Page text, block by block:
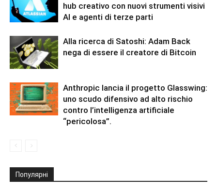
hub creativo con nuovi strumenti visivi
AI e agenti di terze parti
Alla ricerca di Satoshi: Adam Back
nega di essere il creatore di Bitcoin
Anthropic lancia il progetto Glasswing:
uno scudo difensivo ad alto rischio
contro l’intelligenza artificiale
“pericolosa”.
Популярні